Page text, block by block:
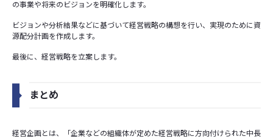
の事業や将来のビジョンを明確化します。
ビジョンや分析結果などに基づいて経営戦略の構想を行い、実現のために資
源配分計画を作成します。
最後に、経営戦略を立案します。
まとめ
経営企画とは、「企業などの組織体が定めた経営戦略に方向付けられた中長